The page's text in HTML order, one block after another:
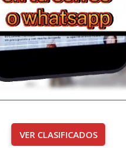
VER CLASIFICADOS